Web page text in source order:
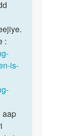
:
is-
aap